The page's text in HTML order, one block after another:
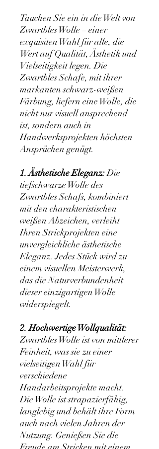
Tauchen Sie ein in die Welt von
Zwartbles Wolle – einer
exquisiten Wahl für alle, die
Wert auf Qualität, Ästhetik und
Vielseitigkeit legen. Die
Zwartbles Schafe, mit ihrer
markanten schwarz-weißen
Färbung, liefern eine Wolle, die
nicht nur visuell ansprechend
ist, sondern auch in
Handwerksprojekten höchsten
Ansprüchen genügt.
1. Ästhetische Eleganz:Die
tiefschwarze Wolle des
Zwartbles Schafs, kombiniert
mit den charakteristischen
weißen Abzeichen, verleiht
Ihren Strickprojekten eine
unvergleichliche ästhetische
Eleganz. Jedes Stück wird zu
einem visuellen Meisterwerk,
das die Naturverbundenheit
dieser einzigartigen Wolle
widerspiegelt.
2. Hochwertige Wollqualität:
Zwartbles Wolle ist von mittlerer
Feinheit, was sie zu einer
vielseitigen Wahl für
verschiedene
Handarbeitsprojekte macht.
Die Wolle ist strapazierfähig,
langlebig und behält ihre Form
auch nach vielen Jahren der
Nutzung. Genießen Sie die